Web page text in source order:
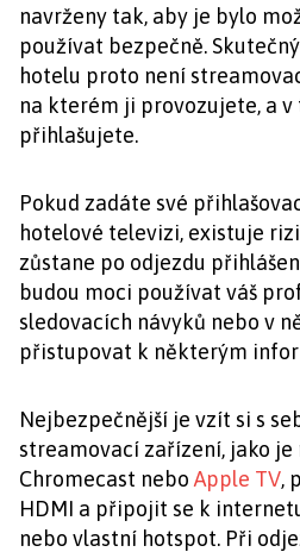
navrženy tak, aby je bylo
používat bezpečně.
hotelu proto není
na kterém ji provozujete, a v
přihlašujete.
Pokud zadáte své
hotelové televizi, existuje
zůstane po odjezdu
budou moci používat váš
sledovacích návyků nebo v
přistupovat k některým
Nejbezpečnější je vzít si s
streamovací zařízení, jako
Chromecast nebo Apple TV,
HDMI a připojit se k
nebo vlastní hotspot. Při